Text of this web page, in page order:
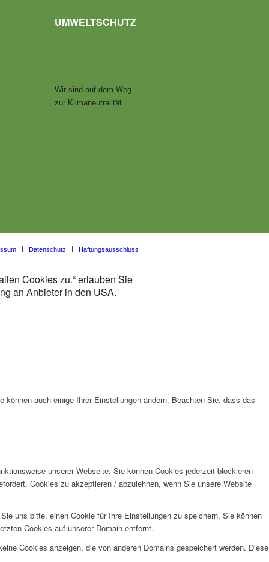
UMWELTSCHUTZ
Wir sind auf dem Weg
zur Klimaneutralität
Datenschutz Haftungsausschluss
Cookies zu.“ erlauben Sie
an Anbieter in den USA.
auch einige Ihrer Einstellungen ändern. Beachten Sie, dass das
unserer Webseite. Sie können Cookies jederzeit blockieren
Cookies zu akzeptieren / abzulehnen, wenn Sie unsere Website
uns bitte, einen Cookie für Ihre Einstellungen zu speichern. Sie können
Cookies auf unserer Domain entfernt.
Cookies anzeigen, die von anderen Domains gespeichert werden. Diese